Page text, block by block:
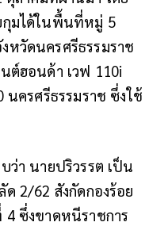
กุมได้ในพื้นที่หมู่ 5
หวัดนครศรีธรรมราช
ต์ฮอนด้า เวฟ 110i
ครศรีธรรมราช ซึ่งใช้
ว่า นายปริวรรต เป็น
2/62 สังกัดกองร้อย
ซึ่งขาดหนีราชการ